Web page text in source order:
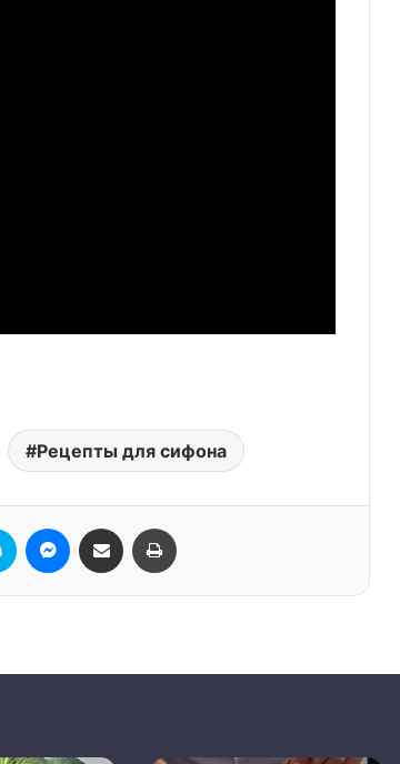
Рецепты для сифона
Skype MessengerПоделиться через электронную почту